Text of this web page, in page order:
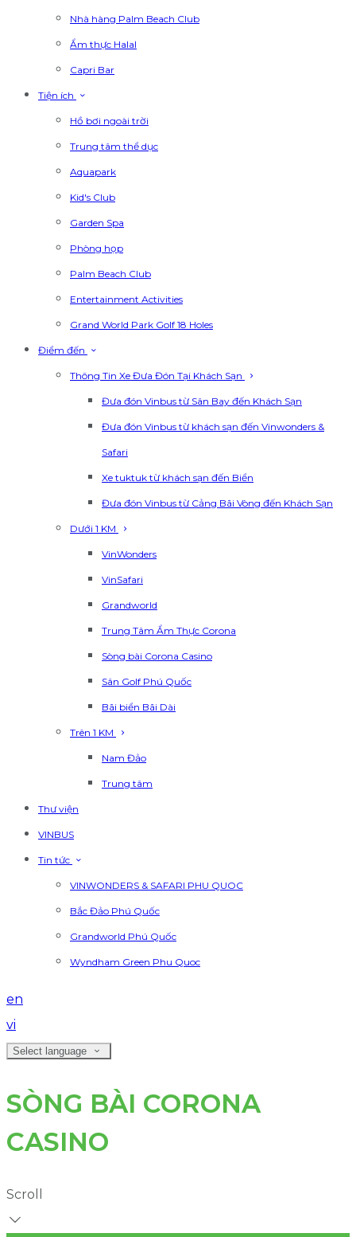
Nhà hàng Palm Beach Club
Ẩm thực Halal
Capri Bar
Tiện ích
Hồ bơi ngoài trời
Trung tâm thể dục
Aquapark
Kid's Club
Garden Spa
Phòng họp
Palm Beach Club
Entertainment Activities
Grand World Park Golf 18 Holes
Điểm đến
Thông Tin Xe Đưa Đón Tại Khách Sạn
Đưa đón Vinbus từ Sân Bay đến Khách Sạn
Đưa đón Vinbus từ khách sạn đến Vinwonders &
Safari
Xe tuktuk từ khách sạn đến Biển
Đưa đón Vinbus từ Cảng Bãi Vòng đến Khách Sạn
Dưới 1 KM
VinWonders
VinSafari
Grandworld
Trung Tâm Ẩm Thực Corona
Sòng bài Corona Casino
Sân Golf Phú Quốc
Bãi biển Bãi Dài
Trên 1 KM
Nam Đảo
Trung tâm
Thư viện
VINBUS
Tin tức
VINWONDERS & SAFARI PHU QUOC
Bắc Đảo Phú Quốc
Grandworld Phú Quốc
Wyndham Green Phu Quoc
en
vi
Select language
SÒNG BÀI CORONA
CASINO
Scroll